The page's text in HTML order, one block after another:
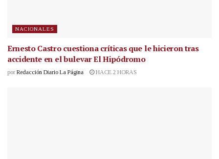
NACIONALES
Ernesto Castro cuestiona críticas que le hicieron tras
accidente en el bulevar El Hipódromo
por Redacción Diario La Página HACE 2 HORAS